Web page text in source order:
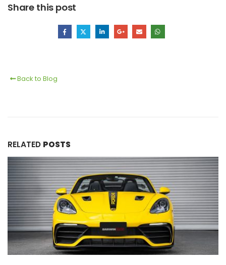
Share this post
Back to Blog
RELATED POSTS